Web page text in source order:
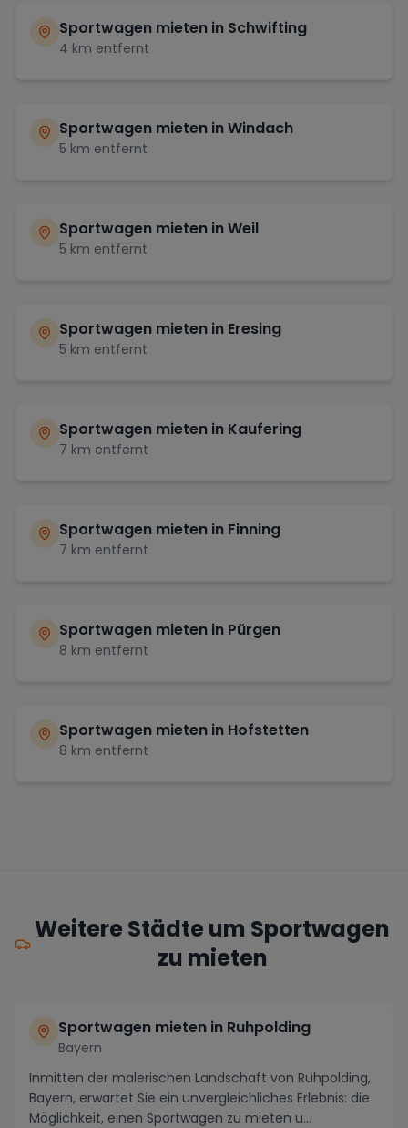
Sportwagen mieten in Schwifting
4 km entfernt
Sportwagen mieten inWindach
5 km entfernt
Sportwagen mieten inWeil
5 km entfernt
Sportwagen mieten in Eresing
5 km entfernt
Sportwagen mieten in Kaufering
7 km entfernt
Sportwagen mieten in Finning
7 km entfernt
Sportwagen mieten in Pürgen
8 km entfernt
Sportwagen mieten in Hofstetten
8 km entfernt
Weitere Städte um Sportwagen
zu mieten
Sportwagen mieten in Ruhpolding
Bayern
Inmitten der malerischen Landschaft von Ruhpolding,
Bayern, erwartet Sie ein unvergleichliches Erlebnis: die
Möglichkeit, einen Sportwagen zu mieten u...